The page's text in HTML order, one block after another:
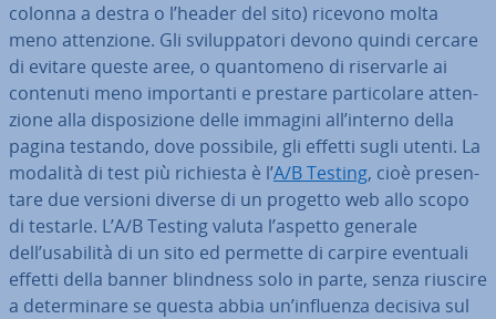
colonna a destra o l’header del sito) ricevono molta
meno at­ten­zio­ne. Gli svi­lup­pa­to­ri devono quindi cercare
di evitare queste aree, o quan­to­me­no di ri­ser­var­le ai
contenuti meno im­por­tan­ti e prestare par­ti­co­la­re at­ten­
zio­ne alla di­spo­si­zio­ne delle immagini all’interno della
pagina testando, dove possibile, gli effetti sugli utenti. La
modalità di test più richiesta è l’A/B Testing, cioè pre­sen­
ta­re due versioni diverse di un progetto web allo scopo
di testarle. L’A/B Testing valuta l’aspetto generale
dell’usabilità di un sito ed permette di carpire eventuali
effetti della banner blindness solo in parte, senza riuscire
a de­ter­mi­na­re se questa abbia un’influenza decisiva sul